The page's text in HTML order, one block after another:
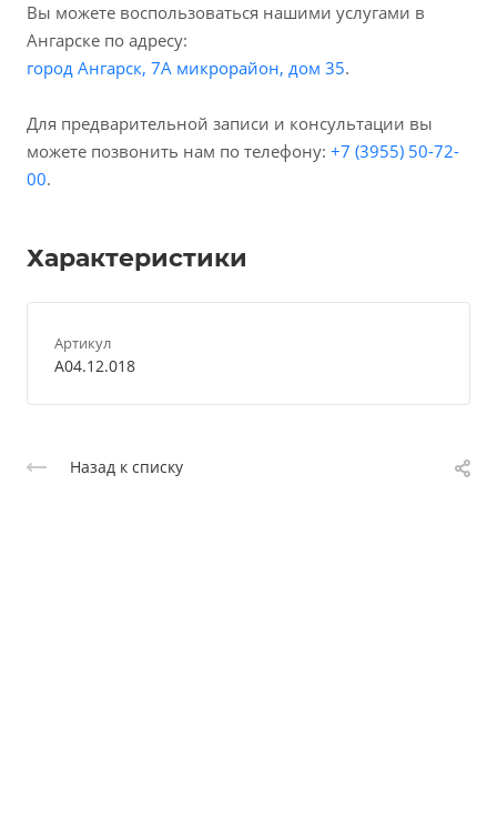
Вы можете воспользоваться нашими услугами в
Ангарске по адресу:
город Ангарск, 7А микрорайон, дом 35.
Для предварительной записи и консультации вы
можете позвонить нам по телефону: +7 (3955) 50-72-
00.
Характеристики
Артикул
A04.12.018
Назад к списку